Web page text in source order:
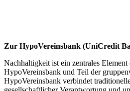
Zur HypoVereinsbank (UniCredit
Nachhaltigkeit ist ein zentrales Element
HypoVereinsbank und Teil der
HypoVereinsbank verbindet